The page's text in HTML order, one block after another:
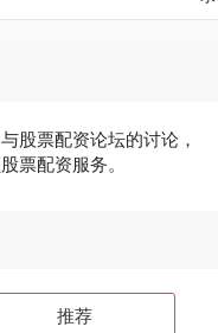
股票配资论坛的讨论，
票配资服务。
推荐